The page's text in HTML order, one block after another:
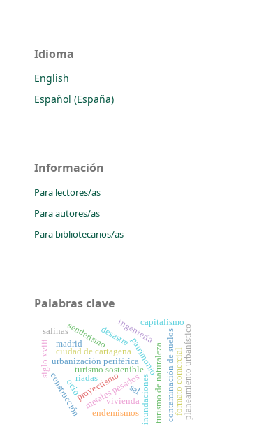
Idioma
English
Español (España)
Información
Para lectores/as
Para autores/as
Para bibliotecarios/as
Palabras clave
urbanización periféricapatrimonioturismo de naturaleza
turismo sostenible contaminación de suelos
metales pesados
ciudad de cartagena
ingeniería
proyectismo
desastre
inundaciones
riadas
siglo xviii
senderismo
endemismos
construcción
capitalismo
madrid
formato comercialplaneamiento urbanístico
vivienda
ocio
salinas
sal